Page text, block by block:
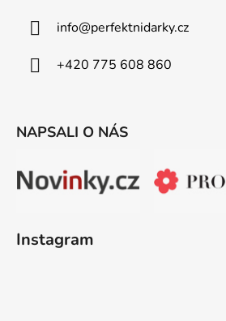
info@perfektnidarky.cz
+420 775 608 860
NAPSALI O NÁS
Instagram